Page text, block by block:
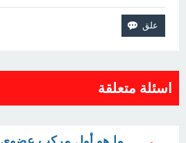
اسئلة متعلقة